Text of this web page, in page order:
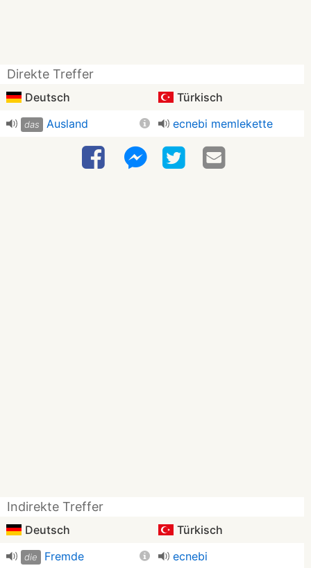
Direkte Treffer
Deutsch Türkisch
das Ausland ecnebi memlekette
Indirekte Treffer
Deutsch Türkisch
die Fremde ecnebi